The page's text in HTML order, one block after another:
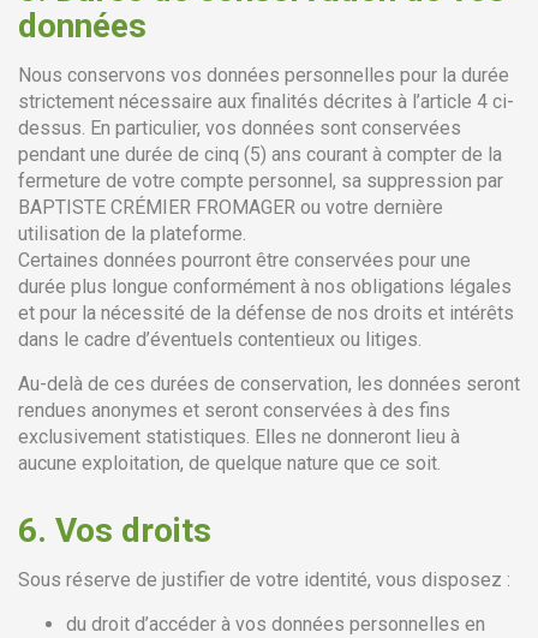
données
Nous conservons vos données personnelles pour la durée
strictement nécessaire aux finalités décrites à l’article 4 ci-
dessus. En particulier, vos données sont conservées
pendant une durée de cinq (5) ans courant à compter de la
fermeture de votre compte personnel, sa suppression par
BAPTISTE CRÉMIER FROMAGER ou votre dernière
utilisation de la plateforme.
Certaines données pourront être conservées pour une
durée plus longue conformément à nos obligations légales
et pour la nécessité de la défense de nos droits et intérêts
dans le cadre d’éventuels contentieux ou litiges.
Au-delà de ces durées de conservation, les données seront
rendues anonymes et seront conservées à des fins
exclusivement statistiques. Elles ne donneront lieu à
aucune exploitation, de quelque nature que ce soit.
6. Vos droits
Sous réserve de justifier de votre identité, vous disposez :
du droit d’accéder à vos données personnelles en